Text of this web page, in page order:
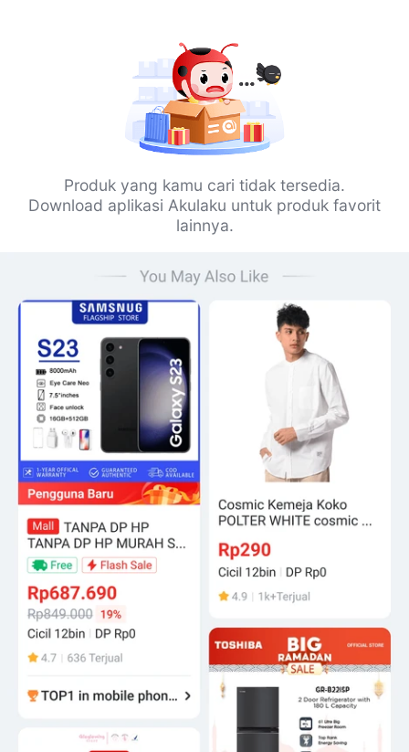
Produk yang kamu cari tidak tersedia.
Download aplikasi Akulaku untuk produk favorit
lainnya.